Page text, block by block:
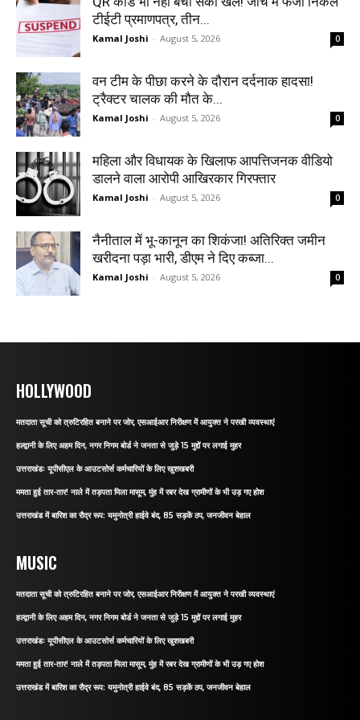
टीईटी प्रमाणपत्र, तीन...
Kamal Joshi - August 5, 2026 0
वन टीम के पीछा करने के दौरान दर्दनाक हादसा!
ट्रैक्टर चालक की मौत के...
Kamal Joshi - August 5, 2026 0
महिला और विधायक के खिलाफ आपत्तिजनक वीडियो
डालने वाला आरोपी आखिरकार गिरफ्तार
Kamal Joshi - August 5, 2026 0
नैनीताल में भू-कानून का शिकंजा! अतिरिक्त जमीन
खरीदना पड़ा भारी, डीएम ने दिए कब्जा...
Kamal Joshi - August 5, 2026 0
HOLLYWOOD
मतदाता सूची को त्रुटिरहित बनाने पर जोर, एसआईआर निरीक्षण में आयुक्त ने परखी व्यवस्थाएं
हल्द्वानी के लिए अहम दिन, नगर निगम बोर्ड ने जनता से जुड़े 15 मुद्दों पर लगाई मुहर
उत्तराखंडः यूपीसीएल के आउटसोर्स कर्मचारियों के लिए खुशखबरी
ममता हुई तार-तार! नाले में तड़पता मिला मासूम, मुंह में रबर देख ग्रामीणों के भी उड़ गए होश
उत्तराखंड में बारिश का रौद्र रूप: यमुनोत्री हाईवे बंद, 85 सड़कें ठप, जनजीवन बेहाल
MUSIC
मतदाता सूची को त्रुटिरहित बनाने पर जोर, एसआईआर निरीक्षण में आयुक्त ने परखी व्यवस्थाएं
हल्द्वानी के लिए अहम दिन, नगर निगम बोर्ड ने जनता से जुड़े 15 मुद्दों पर लगाई मुहर
उत्तराखंडः यूपीसीएल के आउटसोर्स कर्मचारियों के लिए खुशखबरी
ममता हुई तार-तार! नाले में तड़पता मिला मासूम, मुंह में रबर देख ग्रामीणों के भी उड़ गए होश
उत्तराखंड में बारिश का रौद्र रूप: यमुनोत्री हाईवे बंद, 85 सड़कें ठप, जनजीवन बेहाल